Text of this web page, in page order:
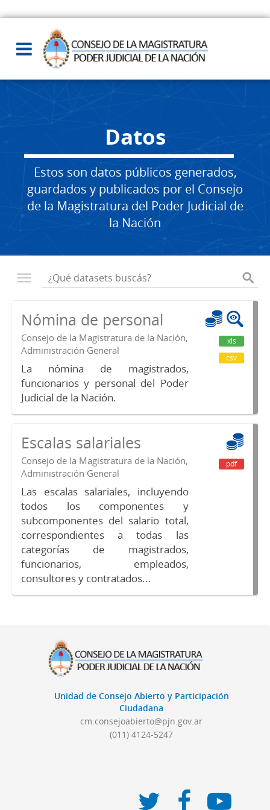
Datos
Estos son datos públicos generados,
guardados y publicados por el Consejo
de la Magistratura del Poder Judicial de
la Nación
Nómina de personal
Consejo de la Magistratura de la Nación,
Administración General
La nómina de magistrados,
funcionarios y personal del Poder
Judicial de la Nación.
xls
csv
Escalas salariales
Consejo de la Magistratura de la Nación,
Administración General
Las escalas salariales, incluyendo
todos los componentes y
subcomponentes del salario total,
correspondientes a todas las
categorías de magistrados,
funcionarios, empleados,
consultores y contratados...
pdf
Unidad de Consejo Abierto y Participación
Ciudadana
cm.consejoabierto@pjn.gov.ar
(011) 4124-5247